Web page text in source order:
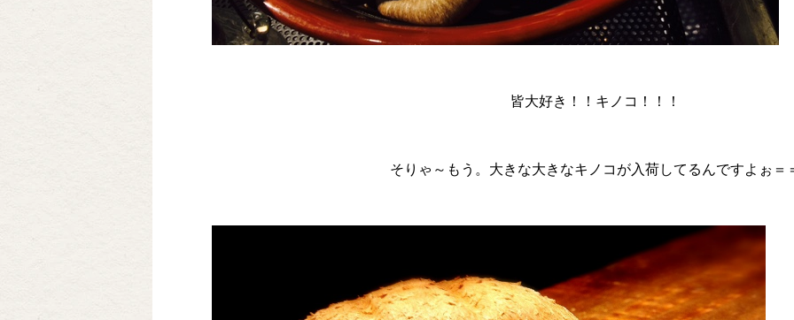
皆大好き！！キノコ！！！
そりゃ～もう。大きな大きなキノコが入荷してるんですよぉ＝